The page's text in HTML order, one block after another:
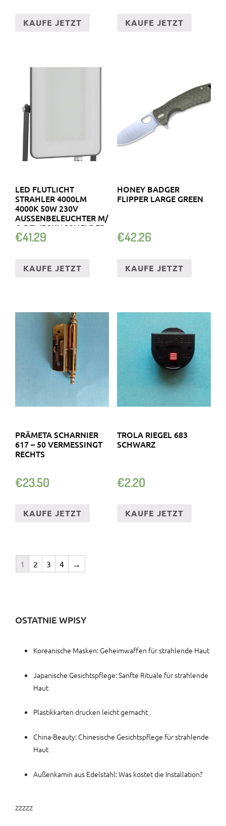
KAUFE JETZT KAUFE JETZT
LED FLUTLICHT
STRAHLER 4000LM
4000K 50W 230V
AUSSENBELEUCHTER M/ O
BEWEGUNGSMELDER
€41.29
KAUFE JETZT
HONEY BADGER
FLIPPER LARGE GREEN
€42.26
KAUFE JETZT
PRÄMETA SCHARNIER
617 – 50 VERMESSINGT
RECHTS
€23.50
KAUFE JETZT
TROLA RIEGEL 683
SCHWARZ
€2.20
KAUFE JETZT
1 2 3 4 →
OSTATNIE WPISY
Koreanische Masken: Geheimwaffen für strahlende Haut
Japanische Gesichtspflege: Sanfte Rituale für strahlende
Haut
Plastikkarten drucken leicht gemacht
China-Beauty: Chinesische Gesichtspflege für strahlende
Haut
Außenkamin aus Edelstahl: Was kostet die Installation?
zzzzz